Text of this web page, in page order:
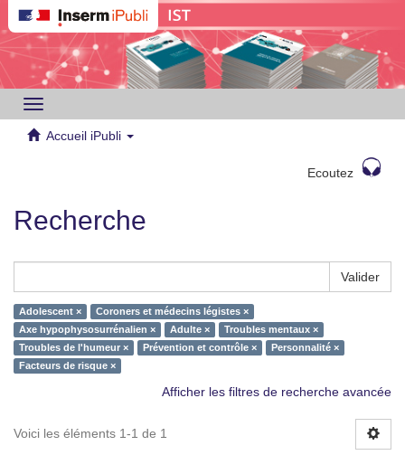
Toggle
navigation
Accueil iPubli
Ecoutez
Recherche
Valider
Adolescent ×
Coroners et médecins légistes ×
Axe hypophysosurrénalien ×
Adulte ×
Troubles mentaux ×
Troubles de l'humeur ×
Prévention et contrôle ×
Personnalité ×
Facteurs de risque ×
Afficher les filtres de recherche avancée
Voici les éléments 1-1 de 1